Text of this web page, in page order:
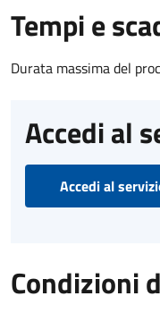
Tempi e
Durata massima del
Accedi al
Accedi al
Condizioni